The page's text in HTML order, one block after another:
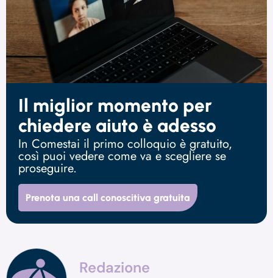
Il miglior momento per
chiedere aiuto è adesso
In Comestai il primo colloquio è gratuito,
così puoi vedere come va e scegliere se
proseguire.
Prenota una call conoscitiva gratuita
Redazione